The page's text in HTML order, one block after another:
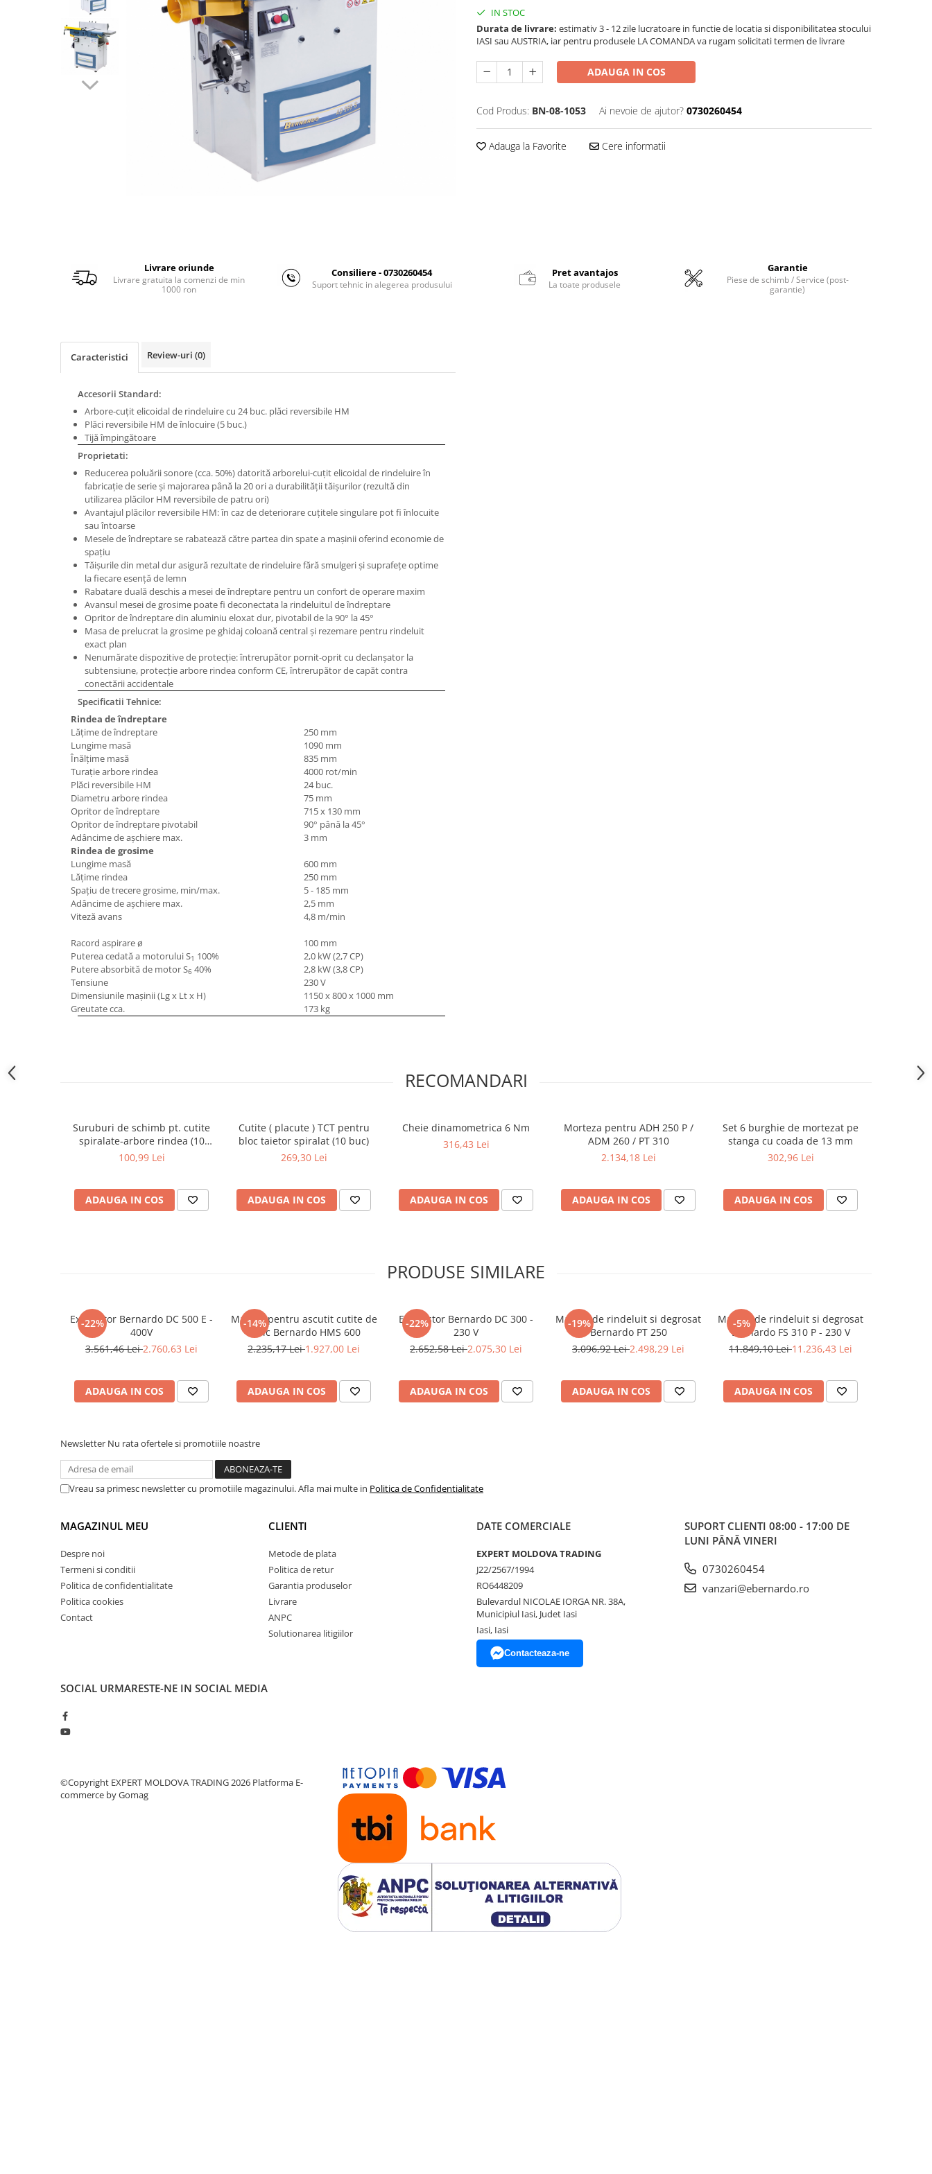
Ferastraie verticale
Strunguri pentru metal
Strunguri CNC
Strunguri cu cutie de viteze
Strunguri cu surub de ghidare
Masini de gaurit cu angrenaj, masa
Masini de gaurit cu coloana si
curea de distributie
Masini de gaurit cu stand si
Masini de gaurit radiale
Masini de gaurit si frezat
Masini de gaurit cu freza
Masini de frezat universale
Centre de prelucrare verticale CNC
Masini de frezat cu batiu
Masini de frezat multifunctionale
Masini de frezat universale SERVO
Masini de frezat verticale
Masini de slefuit metal
Masini de ascutit burghie
Masini de lustruit
Masini de polizat bavuri cu perii
Masini de rectificat plan
Masini de rectificat plan
Masini de rectificat rotund
Masini de satinat
Masini de slefuit combinate
Masini de slefuit cu banda
Masini de slefuit cu disc
Masini de slefuit cu mediu umed si
Masini de slefuit cutite de gravat
Masini de tesit
Masini pentru slefuit tevi
Masini universale de ascutit
Polizoare de banc
Masini de filetat
Masini pneumatice de filetat
Masini electrice de filetat
Exhaustor pentru aschii metal
Masini de gaurit cu talpa
Universale de strung si accesorii
Falci pentru 4 bacuri PS4/ PO4
Fălcile pentru 3-bacuri DK11
Mandrine independente
Standuri pentru strunguri
Instrumente de prindere
Dispozitive de prindere pentru
Elemente de prindere mecanică
Fălci pentru PHV / VHV
Papusa mobila / con de centrare
Instrumente de masurare
Bloc ecartament, masurare și
Dispozitiv de testare
Indicatoare înălțime
Indicator cadran / Baze magnetice
Placi de granit de suprafață
Instrumente de decupare
IN STOC
Durata de livrare: estimativ 3 - 12 zile lucratoare in functie de locatia si disponibilitatea stocului
IASI sau AUSTRIA, iar pentru produsele LA COMANDA va rugam solicitati termen de livrare
ADAUGA IN COS
Cod Produs: BN-08-1053 Ai nevoie de ajutor? 0730260454
Adauga la Favorite Cere informatii
Livrare oriunde
Livrare gratuita la comenzi de min
1000 ron
Consiliere - 0730260454
Suport tehnic in alegerea produsului
Pret avantajos
La toate produsele
Garantie
Piese de schimb / Service (post-
garantie)
Caracteristici Review-uri (0)
Accesorii Standard:
Arbore-cuţit elicoidal de rindeluire cu 24 buc. plăci reversibile HM
Plăci reversibile HM de înlocuire (5 buc.)
Tijă împingătoare
Proprietati:
Reducerea poluării sonore (cca. 50%) datorită arborelui-cuţit elicoidal de rindeluire în
fabricaţie de serie şi majorarea până la 20 ori a durabilităţii tăişurilor (rezultă din
utilizarea plăcilor HM reversibile de patru ori)
Avantajul plăcilor reversibile HM: în caz de deteriorare cuţitele singulare pot fi înlocuite
sau întoarse
Mesele de îndreptare se rabatează către partea din spate a mașinii oferind economie de
spațiu
Tăişurile din metal dur asigură rezultate de rindeluire fără smulgeri şi suprafeţe optime
la fiecare esenţă de lemn
Rabatare duală deschis a mesei de îndreptare pentru un confort de operare maxim
Avansul mesei de grosime poate fi deconectata la rindeluitul de îndreptare
Opritor de îndreptare din aluminiu eloxat dur, pivotabil de la 90° la 45°
Masa de prelucrat la grosime pe ghidaj coloană central şi rezemare pentru rindeluit
exact plan
Nenumărate dispozitive de protecţie: întrerupător pornit-oprit cu declanşator la
subtensiune, protecţie arbore rindea conform CE, întrerupător de capăt contra
conectării accidentale
Specificatii Tehnice:
Rindea de îndreptare
Lăţime de îndreptare
250 mm
Lungime masă
1090 mm
Înălţime masă
835 mm
Turaţie arbore rindea
4000 rot/min
Plăci reversibile HM
24 buc.
Diametru arbore rindea
75 mm
Opritor de îndreptare
715 x 130 mm
Opritor de îndreptare pivotabil
90° până la 45°
Adâncime de aşchiere max.
3 mm
Rindea de grosime
Lungime masă
600 mm
Lăţime rindea
250 mm
Spaţiu de trecere grosime, min/max.
5 - 185 mm
Adâncime de aşchiere max.
2,5 mm
Viteză avans
4,8 m/min
Racord aspirare ø
100 mm
Puterea cedată a motorului S1 100%
2,0 kW (2,7 CP)
Putere absorbită de motor S6 40%
2,8 kW (3,8 CP)
Tensiune
230 V
Dimensiunile maşinii (Lg x Lt x H)
1150 x 800 x 1000 mm
Greutate cca.
173 kg
RECOMANDARI
Suruburi de schimb pt. cutite
spiralate-arbore rindea (10
buc.) | ADM 260 S / AD 260 S /
100,99 Lei
ADAUGA IN COS
Cutite ( placute ) TCT pentru
bloc taietor spiralat (10 buc)
269,30 Lei
ADAUGA IN COS
Cheie dinamometrica 6 Nm
316,43 Lei
ADAUGA IN COS
Morteza pentru ADH 250 P /
ADM 260 / PT 310
2.134,18 Lei
ADAUGA IN COS
Set 6 burghie de mortezat pe
stanga cu coada de 13 mm
302,96 Lei
ADAUGA IN COS
PRODUSE SIMILARE
-22%
Exhaustor Bernardo DC 500 E -
400V
3.561,46 Lei2.760,63 Lei
ADAUGA IN COS
-14%
Masina pentru ascutit cutite de
abric Bernardo HMS 600
2.235,17 Lei1.927,00 Lei
ADAUGA IN COS
-22%
Exhaustor Bernardo DC 300 -
230 V
2.652,58 Lei2.075,30 Lei
ADAUGA IN COS
-19%
Masina de rindeluit si degrosat
Bernardo PT 250
3.096,92 Lei2.498,29 Lei
ADAUGA IN COS
-5%
Masina de rindeluit si degrosat
Bernardo FS 310 P - 230 V
11.849,10 Lei11.236,43 Lei
ADAUGA IN COS
Newsletter Nu rata ofertele si promotiile noastre
Vreau sa primesc newsletter cu promotiile magazinului. Afla mai multe in Politica de Confidentialitate
MAGAZINUL MEU
Despre noi
Termeni si conditii
Politica de confidentialitate
Politica cookies
Contact
CLIENTI
Metode de plata
Politica de retur
Garantia produselor
Livrare
ANPC
Solutionarea litigiilor
DATE COMERCIALE
EXPERT MOLDOVA TRADING
J22/2567/1994
RO6448209
Bulevardul NICOLAE IORGA NR. 38A,
Municipiul Iasi, Judet Iasi
Iasi, Iasi
Contacteaza-ne
SUPORT CLIENTI 08:00 - 17:00 DE
LUNI PÂNĂ VINERI
0730260454
vanzari@ebernardo.ro
SOCIAL URMARESTE-NE IN SOCIAL MEDIA
©Copyright EXPERT MOLDOVA TRADING 2026 Platforma E-
commerce by Gomag